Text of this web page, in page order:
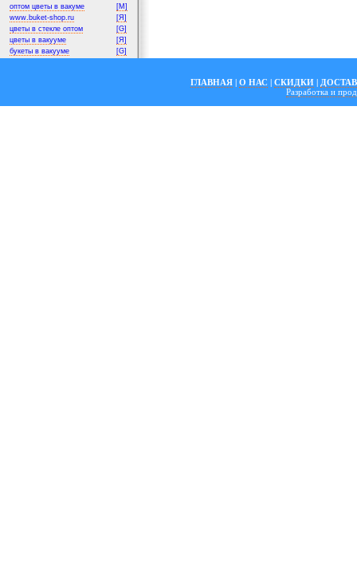
оптом цветы в вакуме
[M]
www.buket-shop.ru
[Я]
цветы в стекле оптом
[G]
цветы в вакууме
[Я]
букеты в вакууме
[G]
ГЛАВНАЯ | О НАС | СКИДКИ |
Разработка и